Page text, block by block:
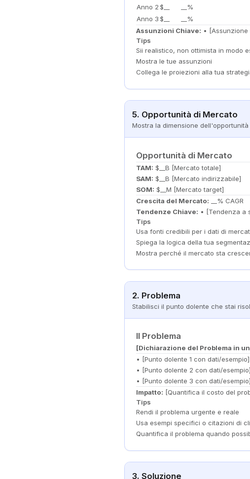
Anno 2$__
__%
Anno 3$__
__%
Assunzioni Chiave: • [Assunzione
Tips
Sii realistico, non ottimista in modo
Mostra le tue assunzioni
Collega le proiezioni alla tua
5. Opportunità di Mercato
Mostra la dimensione dell'opportunità
Opportunità di Mercato
TAM: $__B [Mercato totale]
SAM: $__B [Mercato indirizzabile]
SOM: $__M [Mercato target]
Crescita del Mercato: __% CAGR
Tendenze Chiave: • [Tendenza a
Tips
Usa fonti credibili per i dati di
Spiega la logica della tua
Mostra perché il mercato sta
2. Problema
Stabilisci il punto dolente che stai
Il Problema
[Dichiarazione del Problema in
• [Punto dolente 1 con dati/esempio]
• [Punto dolente 2 con dati/esempio]
• [Punto dolente 3 con dati/esempio]
Impatto: [Quantifica il costo del
Tips
Rendi il problema urgente e reale
Usa esempi specifici o citazioni di
Quantifica il problema quando
3. Soluzione